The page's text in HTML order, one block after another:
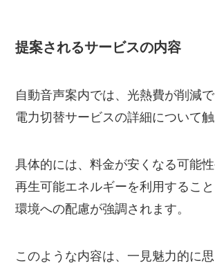
提案されるサービスの内容
自動音声案内では、光熱費が削減
電力切替サービスの詳細について触
具体的には、料金が安くなる可能性
再生可能エネルギーを利用するこ
環境への配慮が強調されます。
このような内容は、一見魅力的に思